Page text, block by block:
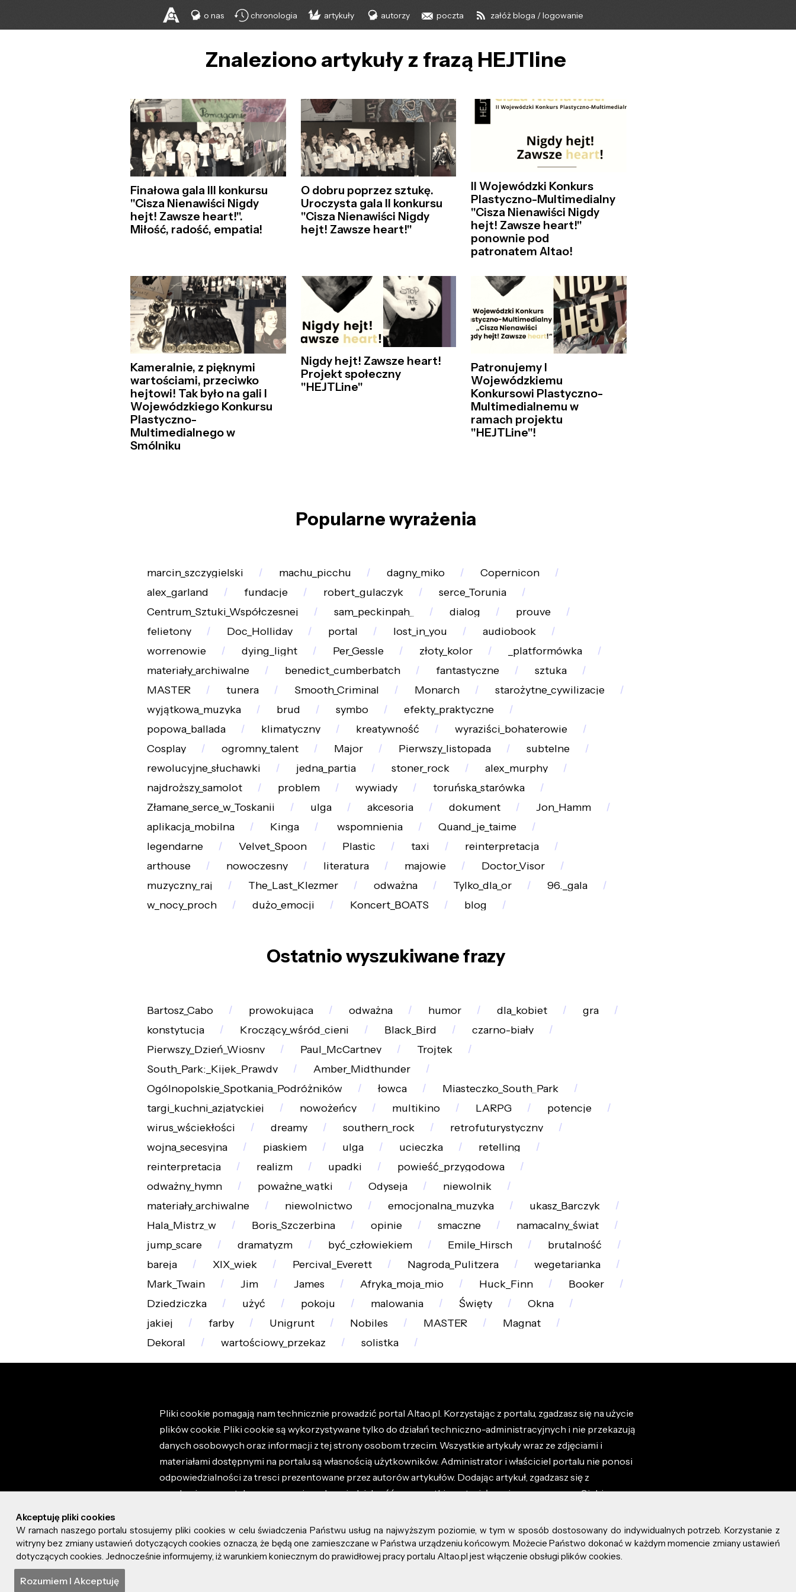
o nas chronologia artykuły autorzy poczta załóż bloga / logowanie
Znaleziono artykuły z frazą HEJTline
Finałowa gala III konkursu
"Cisza Nienawiści Nigdy
hejt! Zawsze heart!".
Miłość, radość, empatia!
O dobru poprzez sztukę.
Uroczysta gala II konkursu
"Cisza Nienawiści Nigdy
hejt! Zawsze heart!"
II Wojewódzki Konkurs
Plastyczno-Multimedialny
"Cisza Nienawiści Nigdy
hejt! Zawsze heart!"
ponownie pod
patronatem Altao!
Kameralnie, z pięknymi
wartościami, przeciwko
hejtowi! Tak było na gali I
Wojewódzkiego Konkursu
Plastyczno-
Multimedialnego w
Smólniku
Nigdy hejt! Zawsze heart!
Projekt społeczny
"HEJTLine"
Patronujemy I
Wojewódzkiemu
Konkursowi Plastyczno-
Multimedialnemu w
ramach projektu
"HEJTLine"!
Popularne wyrażenia
marcin_szczygielski machu_picchu dagny_miko
Copernicon
alex_garland
fundacje robert_gulaczyk
serce_Torunia
Centrum_Sztuki_Współczesnej
sam_peckinpah_ dialog
prouve
felietony
Doc_Holliday portal lost_in_you
audiobook
worrenowie
dying_light Per_Gessle złoty_kolor
_platformówka
materiały_archiwalne
benedict_cumberbatch fantastyczne
sztuka
MASTER
tunera Smooth_Criminal Monarch
starożytne_cywilizacje
wyjątkowa_muzyka
brud symbo
efekty_praktyczne
popowa_ballada
klimatyczny kreatywność
wyraziści_bohaterowie
Cosplay
ogromny_talent Major Pierwszy_listopada
subtelne
rewolucyjne_słuchawki
jedna_partia stoner_rock
alex_murphy
najdroższy_samolot
problem wywiady
toruńska_starówka
Złamane_serce_w_Toskanii
ulga akcesoria dokument
Jon_Hamm
aplikacja_mobilna
Kinga wspomnienia
Quand_je_taime
legendarne
Velvet_Spoon Plastic taxi
reinterpretacja
arthouse
nowoczesny literatura majowie
Doctor_Visor
muzyczny_raj
The_Last_Klezmer odważna Tylko_dla_or
96._gala
w_nocy_proch
dużo_emocji Koncert_BOATS blog
Ostatnio wyszukiwane frazy
Bartosz_Cabo prowokująca odważna humor dla_kobiet
gra
konstytucja
Kroczący_wśród_cieni Black_Bird
czarno-biały
Pierwszy_Dzień_Wiosny
Paul_McCartney
Trojtek
South_Park:_Kijek_Prawdy
Amber_Midthunder
Ogólnopolskie_Spotkania_Podróżników
łowca
Miasteczko_South_Park
targi_kuchni_azjatyckiej
nowożeńcy multikino LARPG
potencje
wirus_wściekłości
dreamy southern_rock
retrofuturystyczny
wojna_secesyjna
piaskiem ulga ucieczka
retelling
reinterpretacja
realizm upadki
powieść_przygodowa
odważny_hymn
poważne_wątki Odyseja
niewolnik
materiały_archiwalne
niewolnictwo emocjonalna_muzyka
ukasz_Barczyk
Hala_Mistrz_w
Boris_Szczerbina opinie smaczne
namacalny_świat
jump_scare
dramatyzm być_człowiekiem Emile_Hirsch
brutalność
bareja
XIX_wiek Percival_Everett Nagroda_Pulitzera
wegetarianka
Mark_Twain
Jim James Afryka_moja_mio Huck_Finn
Booker
Dziedziczka
użyć pokoju malowania Święty
Okna
jakiej
farby Unigrunt Nobiles MASTER
Magnat
Dekoral
wartościowy_przekaz solistka
Pliki cookie pomagają nam technicznie prowadzić portal Altao.pl. Korzystając z portalu, zgadzasz się na użycie
plików cookie. Pliki cookie są wykorzystywane tylko do działań techniczno-administracyjnych i nie przekazują
danych osobowych oraz informacji z tej strony osobom trzecim. Wszystkie artykuły wraz ze zdjęciami i
materiałami dostępnymi na portalu są własnością użytkowników. Administrator i właściciel portalu nie ponosi
odpowiedzialności za tresci prezentowane przez autorów artykułów. Dodając artykuł, zgadzasz się z
regulaminem portalu oraz ponosisz odpowiedzialność za wszystkie materiały umieszczone przez Ciebie na
© 2026 altao.pl. Wszystkie prawa zastrzeżone.
0.065
Akceptuję pliki cookies
W ramach naszego portalu stosujemy pliki cookies w celu świadczenia Państwu usług na najwyższym poziomie, w tym w sposób dostosowany do indywidualnych potrzeb. Korzystanie z
witryny bez zmiany ustawień dotyczących cookies oznacza, że będą one zamieszczane w Państwa urządzeniu końcowym. Możecie Państwo dokonać w każdym momencie zmiany ustawień
dotyczących cookies. Jednocześnie informujemy, iż warunkiem koniecznym do prawidłowej pracy portalu Altao.pl jest włączenie obsługi plików cookies.
Rozumiem I Akceptuję